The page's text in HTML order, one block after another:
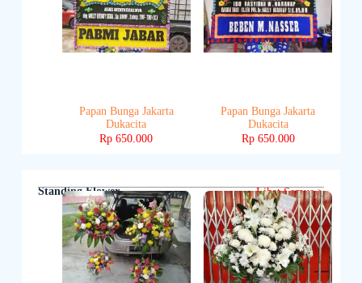
Papan Bunga Jakarta
Dukacita
Rp 650.000
Papan Bunga Jakarta
Dukacita
Rp650.000
Standing Flower Lihat Semua >